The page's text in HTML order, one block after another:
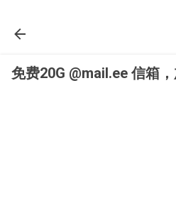
免费20G @mail.ee 信箱